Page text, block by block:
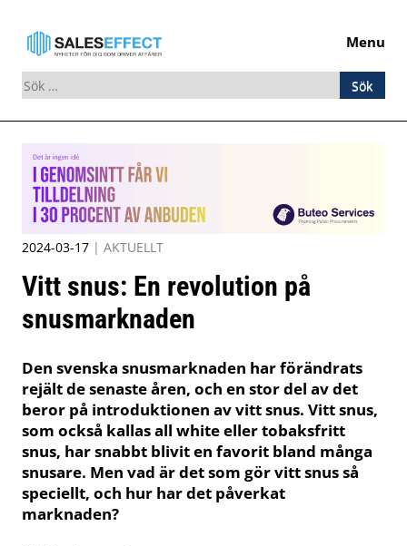
Menu
Sök
efter:
Skip
to
content
2024-03-17 | AKTUELLT
Vitt snus: En revolution på
snusmarknaden
Den svenska snusmarknaden har förändrats
rejält de senaste åren, och en stor del av det
beror på introduktionen av vitt snus. Vitt snus,
som också kallas all white eller tobaksfritt
snus, har snabbt blivit en favorit bland många
snusare. Men vad är det som gör vitt snus så
speciellt, och hur har det påverkat
marknaden?